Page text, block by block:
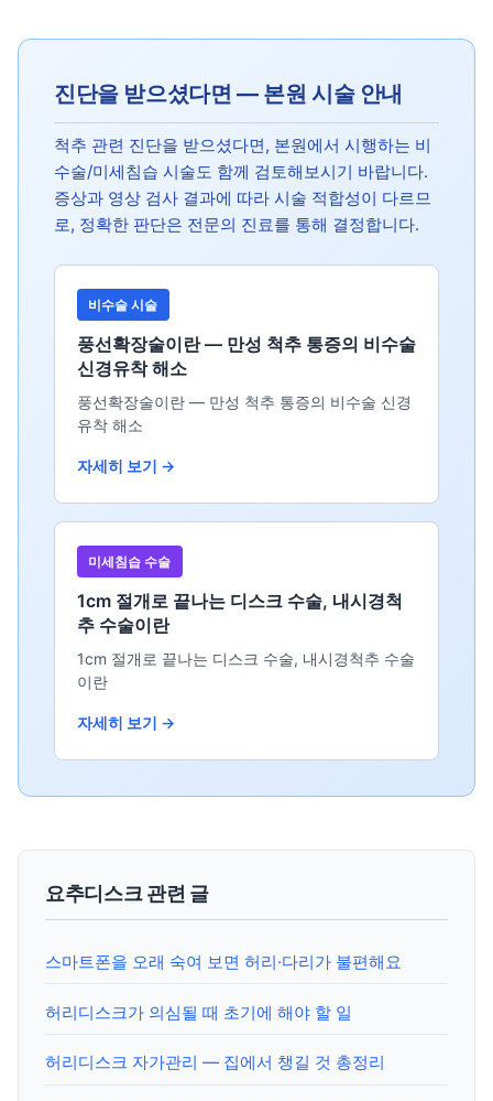
진단을 받으셨다면 — 본원 시술 안내
척추 관련 진단을 받으셨다면, 본원에서 시행하는 비
수술/미세침습 시술도 함께 검토해보시기 바랍니다.
증상과 영상 검사 결과에 따라 시술 적합성이 다르므
로, 정확한 판단은 전문의 진료를 통해 결정합니다.
비수술 시술
풍선확장술이란 — 만성 척추 통증의 비수술
신경유착 해소
풍선확장술이란 — 만성 척추 통증의 비수술 신경
유착 해소
자세히 보기 →
미세침습 수술
1cm 절개로 끝나는 디스크 수술, 내시경척
추 수술이란
1cm 절개로 끝나는 디스크 수술, 내시경척추 수술
이란
자세히 보기 →
요추디스크 관련 글
스마트폰을 오래 숙여 보면 허리·다리가 불편해요
허리디스크가 의심될 때 초기에 해야 할 일
허리디스크 자가관리 — 집에서 챙길 것 총정리